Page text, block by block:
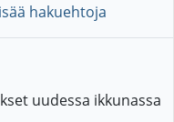
hakuehtoja
uudessa ikkunassa